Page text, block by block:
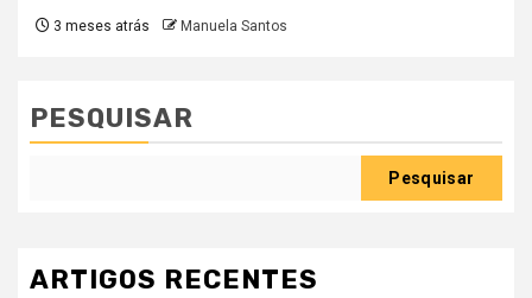
3 meses atrás Manuela Santos
PESQUISAR
Pesquisar
ARTIGOS RECENTES